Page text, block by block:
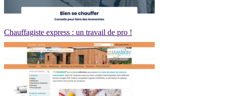
Chauffagiste express : un travail de pro !